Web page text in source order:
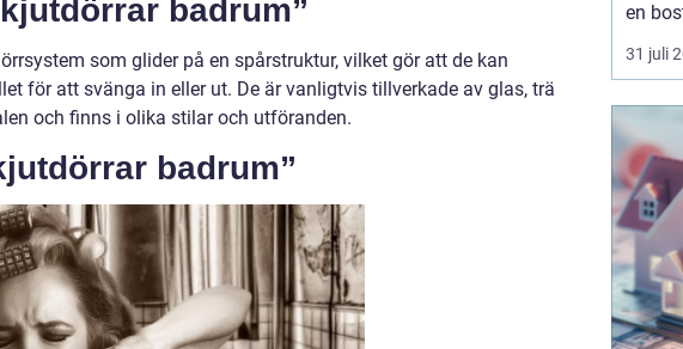
badrum”
som glider på en spårstruktur, vilket gör att de kan
för att svänga in eller ut. De är vanligtvis tillverkade av glas, trä
och finns i olika stilar och utföranden.
badrum”
en
om
För
lagen
Det
om
31 juli